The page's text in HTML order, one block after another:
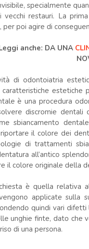
specialmente
vecchi restauri. La
poi agire di
anche: DA UNA
di odontoiatria
estetiche
è una procedura
discromie
sbiancamento
il colore dei
di trattamenti
all’antico
il colore originale della
è quella
applicate sulla
quindi vari
unghie finte, dato che
di una persona.